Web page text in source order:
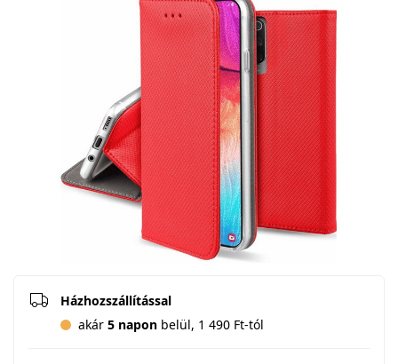
Házhozszállítással
akár 5 napon belül, 1 490 Ft-tól